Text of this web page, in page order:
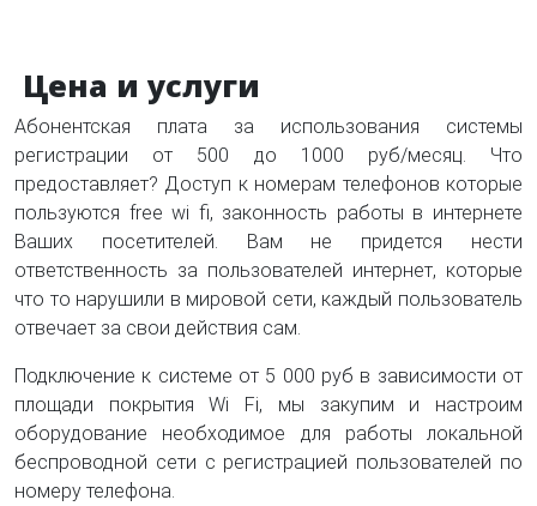
Цена и услуги
Абонентская плата за использования системы
регистрации от 500 до 1000 руб/месяц. Что
предоставляет? Доступ к номерам телефонов которые
пользуются free wi fi, законность работы в интернете
Ваших посетителей. Вам не придется нести
ответственность за пользователей интернет, которые
что то нарушили в мировой сети, каждый пользователь
отвечает за свои действия сам.
Подключение к системе от 5 000 руб в зависимости от
площади покрытия Wi Fi, мы закупим и настроим
оборудование необходимое для работы локальной
беспроводной сети с регистрацией пользователей по
номеру телефона.